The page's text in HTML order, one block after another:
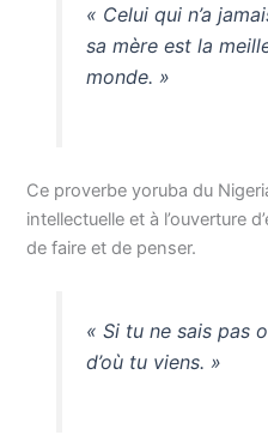
« Celui qui n’a
sa mère est la
monde. »
Ce proverbe yoruba du
intellectuelle et à l’ouverture
de faire et de penser.
« Si tu ne sais pas
d’où tu viens. »